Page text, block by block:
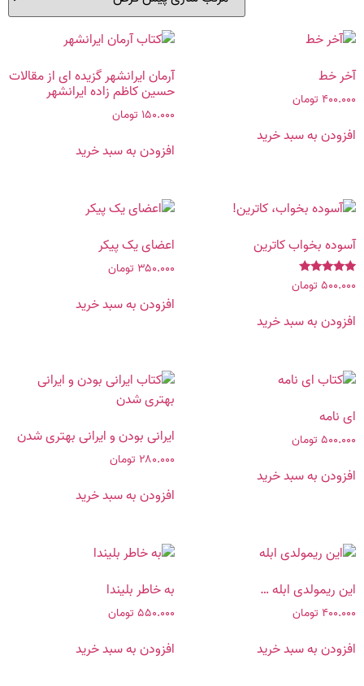
آخر خط
۴۰۰.۰۰۰ تومان
افزودن به سبد خرید
آرمان ایرانشهر گزیده‌ ای از مقالات
حسین‌ کاظم‌ زاده ایرانشهر
۱۵۰.۰۰۰ تومان
افزودن به سبد خرید
آسوده بخواب کاترین
نمره
۵۰۰.۰۰۰ تومان
افزودن به سبد خرید
اعضای یک پیکر
۳۵۰.۰۰۰ تومان
افزودن به سبد خرید
ای نامه
۵۰۰.۰۰۰ تومان
افزودن به سبد خرید
ایرانی بودن و ایرانی بهتری شدن
۲۸۰.۰۰۰ تومان
افزودن به سبد خرید
این ریمولدی ابله …
۴۰۰.۰۰۰ تومان
افزودن به سبد خرید
به خاطر بلیندا
۵۵۰.۰۰۰ تومان
افزودن به سبد خرید